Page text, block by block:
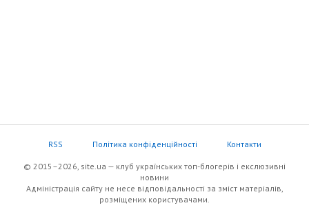
RSS Політика конфіденційності Контакти
© 2015–2026, site.ua — клуб українських топ-блогерів i екслюзивнi
новини
Адміністрація сайту не несе відповідальності за зміст матеріалів,
розміщених користувачами.